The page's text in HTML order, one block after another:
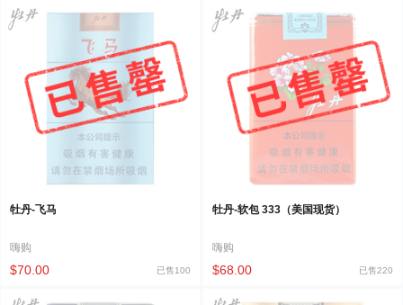
牡丹-飞马
嗨购
$70.00 已售100
牡丹-软包 333（美国现货）
嗨购
$68.00 已售220